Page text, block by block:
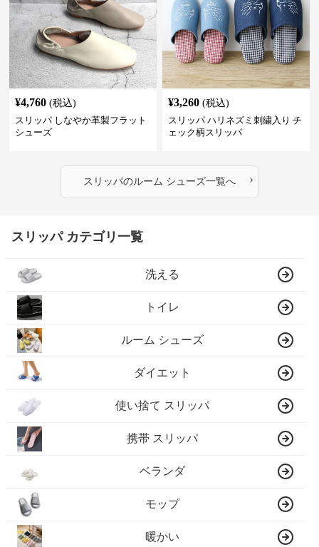
¥4,760 (税込)
スリッパ しなやか革製フラット
シューズ
¥3,260 (税込)
スリッパ ハリネズミ刺繍入り チ
ェック柄スリッパ
スリッパのルーム シューズ一覧へ ›
スリッパ カテゴリ一覧
洗える
トイレ
ルーム シューズ
ダイエット
使い捨て スリッパ
携帯 スリッパ
ベランダ
モップ
暖かい